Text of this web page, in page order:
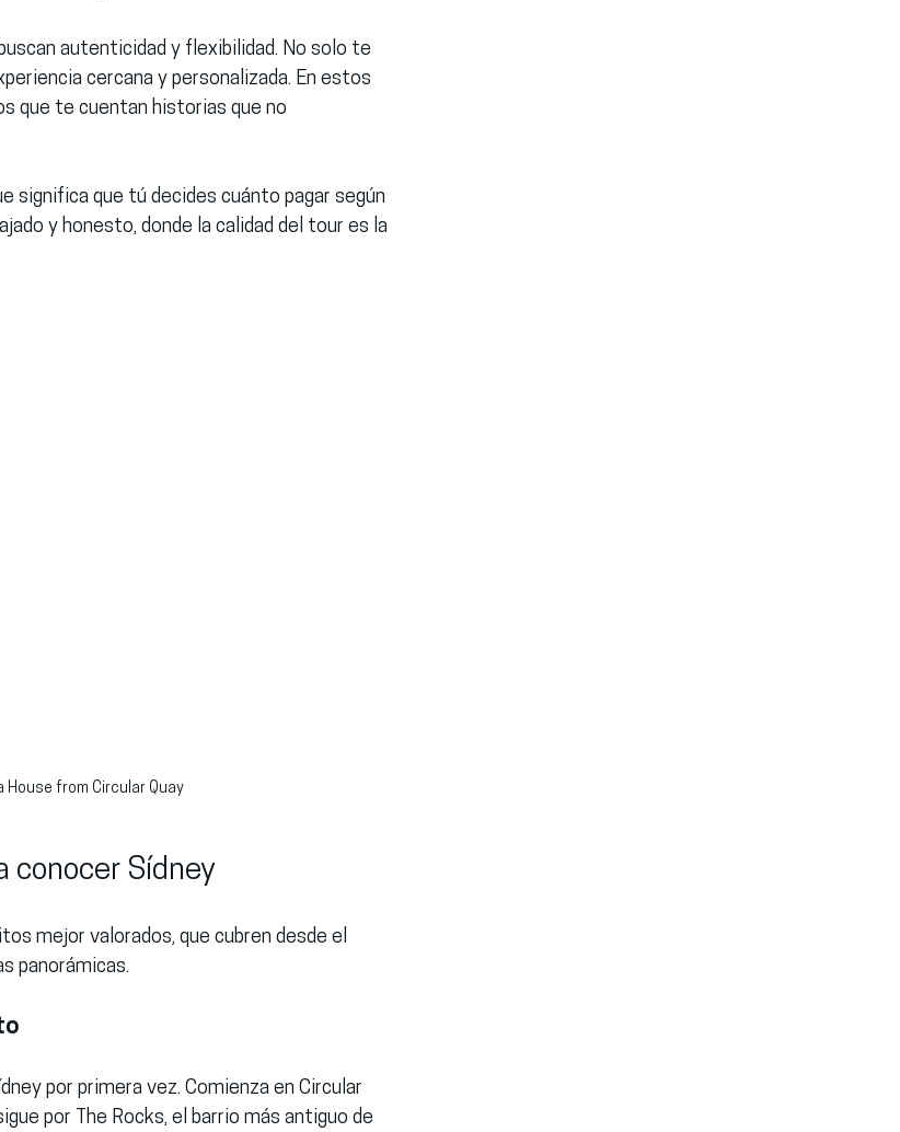
autenticidad y flexibilidad. No solo te
cercana y personalizada. En estos
que te cuentan historias que no
significa que tú decides cuánto pagar según
y honesto, donde la calidad del tour es la
House from Circular Quay
conocer Sídney
mejor valorados, que cubren desde el
panorámicas.
por primera vez. Comienza en Circular
por The Rocks, el barrio más antiguo de